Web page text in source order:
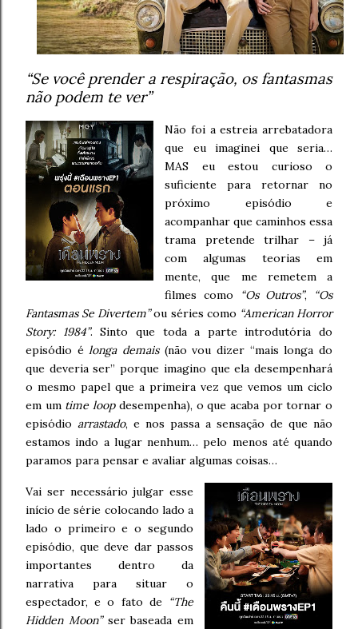
“Se você prender a respiração, os fantasmas
não podem te ver”
Não foi a estreia arrebatadora
que eu imaginei que seria…
MAS eu estou curioso o
suficiente para retornar no
próximo episódio e
acompanhar que caminhos essa
trama pretende trilhar – já
com algumas teorias em
mente, que me remetem a
filmes como
“Os Outros”,
“Os
Fantasmas Se Divertem”ou séries como “American Horror
Story: 1984”. Sinto que toda a parte introdutória do
episódio élonga demais(não vou dizer “mais longa do
que deveria ser” porque imagino que ela desempenhará
o mesmo papel que a primeira vez que vemos um ciclo
em um time loopdesempenha), o que acaba por tornar o
episódio arrastado, e nos passa a sensação de que não
estamos indo a lugar nenhum… pelo menos até quando
paramos para pensar e avaliar algumas coisas…
Vai ser necessário julgar esse
início de série colocando lado a
lado o primeiro e o segundo
episódio, que deve dar passos
importantes dentro da
narrativa para situar o
espectador, e o fato de “The
Hidden Moon”ser baseada em